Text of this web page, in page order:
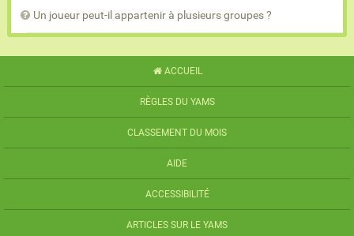
Un joueur peut-il appartenir à plusieurs groupes ?
ACCUEIL
RÈGLES DU YAMS
CLASSEMENT DU MOIS
AIDE
ACCESSIBILITÉ
ARTICLES SUR LE YAMS